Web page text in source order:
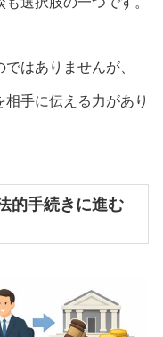
はありませんが、
相手に伝える力があり
的手続きに進む